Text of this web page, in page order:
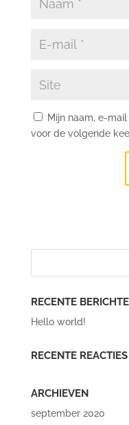
Mijn naam, e-
voor de volgende
RECENTE
Hello world!
RECENTE REACTIES
ARCHIEVEN
september 2020